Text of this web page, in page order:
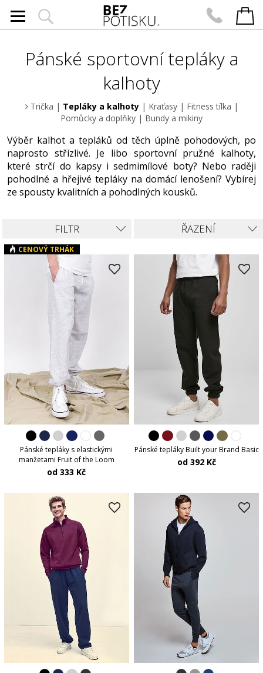
Pánské sportovní tepláky a
kalhoty
Trička | Tepláky a kalhoty| Kraťasy| Fitness tílka |
Pomůcky a doplňky | Bundy a mikiny
Výběr kalhot a tepláků od těch úplně pohodových, po
naprosto střízlivé. Je libo sportovní pružné kalhoty,
které strčí do kapsy i sedmimílové boty? Nebo raději
pohodlné a hřejivé tepláky na domácí lenošení? Vybírej
ze spousty kvalitních a pohodlných kousků.
ŘAZENÍ
FILTR
CENOVÝ TRHÁK
Pánské tepláky s elastickými
manžetami Fruit of the Loom
od 333 Kč
Pánské tepláky Built your Brand Basic
od 392 Kč